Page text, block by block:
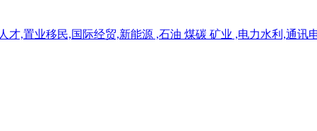
才,置业移民,国际经贸,新能源 ,石油 煤碳 矿业 ,电力水利,通讯